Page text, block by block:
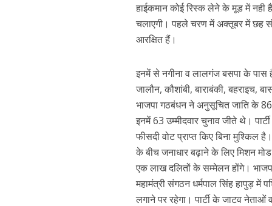
हाईकमान कोई रिस्क लेने के मूड में नही
चलाएगी। पहले चरण में अक्तूबर में छह
आरक्षित हैं।
इनमें से नगीना व लालगंज बसपा के पास
जालौन, कौशांबी, बाराबंकी, बहराइच,
भाजपा गठबंधन ने अनुसूचित जाति के 86
इनमें 63 उम्मीदवार चुनाव जीते थे।
फीसदी वोट प्राप्त किए बिना मुश्किल
के बीच जनाधार बढ़ाने के लिए मिशन
एक लाख दलितों के सम्मेलन होंगे।
महामंत्री संगठन धर्मपाल सिंह हापुड़
लगाने पर रहेगा। पार्टी के जाटव